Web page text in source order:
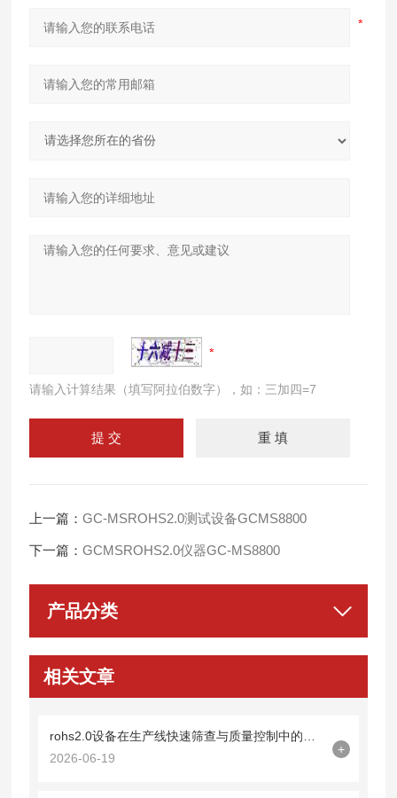
请输入计算结果（填写阿拉伯数字），如：三加四=7
上一篇：GC-MSROHS2.0测试设备GCMS8800
下一篇：GCMSROHS2.0仪器GC-MS8800
产品分类
相关文章
rohs2.0设备在生产线快速筛查与质量控制中的应用
2026-06-19
+